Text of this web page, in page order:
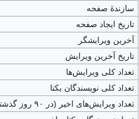
سازندۀ صفحه
تاریخ ایجاد صفحه
آخرین ویرایشگر
تاریخ آخرین ویرایش
تعداد کلی ویرایش‌ها
تعداد کلی نویسندگان یکتا
تعداد ویرایش‌های اخیر (در ۹۰ روز گذشته)